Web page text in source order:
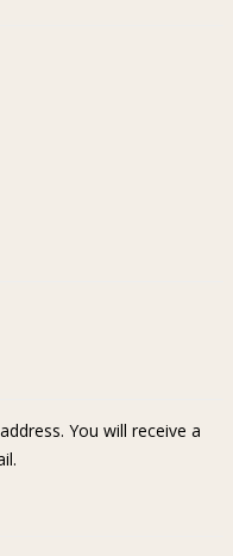
You will receive a